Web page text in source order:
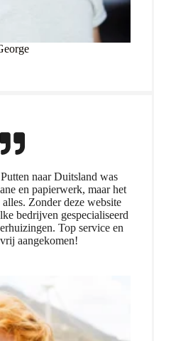
naar Duitsland was
en papierwerk, maar het
Zonder deze website
bedrijven gespecialiseerd
Top service en
aangekomen!